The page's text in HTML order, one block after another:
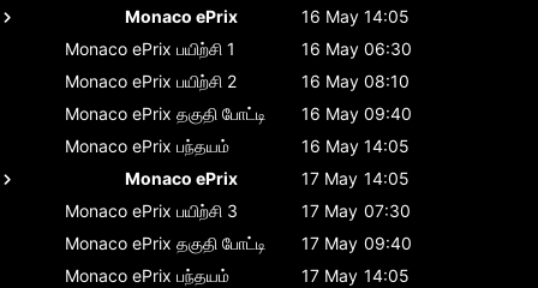
Monaco ePrix
16 May 14:05
Monaco ePrix பயிற்சி 1 16 May 06:30
Monaco ePrix பயிற்சி 2 16 May 08:10
Monaco ePrix தகுதி போட்டி 16 May 09:40
Monaco ePrix பந்தயம் 16 May 14:05
Monaco ePrix
17 May 14:05
Monaco ePrix பயிற்சி 3 17 May 07:30
Monaco ePrix தகுதி போட்டி 17 May 09:40
Monaco ePrix பந்தயம் 17 May 14:05